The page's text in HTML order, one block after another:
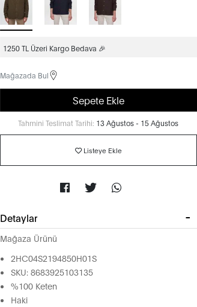
1250 TL Üzeri Kargo Bedava 🎉
Mağazada Bul
Sepete Ekle
Tahmini Teslimat Tarihi: 13 Ağustos - 15 Ağustos
Listeye Ekle
Detaylar
Mağaza Ürünü
2HC04S2194850H01S
SKU: 8683925103135
%100 Keten
Haki